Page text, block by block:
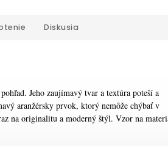
Diskusia
Jeho zaujímavý tvar a textúra poteší a
aranžérsky prvok, ktorý nemôže chýbať v
na originalitu a moderný štýl. Vzor na